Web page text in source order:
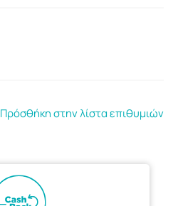
Πρόσθήκη στην λίστα επιθυμιών